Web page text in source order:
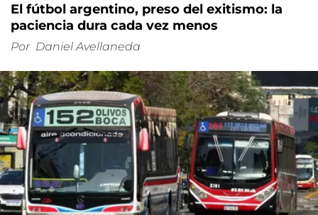
El fútbol argentino, preso del exitismo: la
paciencia dura cada vez menos
Por Daniel Avellaneda